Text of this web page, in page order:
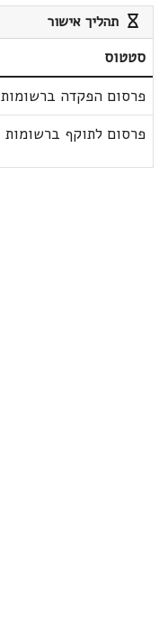
תהליך אישור
סטטוס
פרסום הפקדה ברשומות
פרסום לתוקף ברשומות